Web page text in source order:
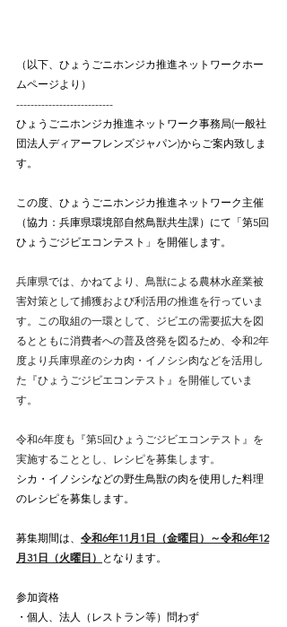
（以下、ひょうごニホンジカ推進ネットワークホー
ムページより）
---------------------------
ひょうごニホンジカ推進ネットワーク事務局(一般社
団法人ディアーフレンズジャパン)からご案内致しま
す。
この度、ひょうごニホンジカ推進ネットワーク主催
（協力：兵庫県環境部自然鳥獣共生課）にて「第5回
ひょうごジビエコンテスト」を開催します。
兵庫県では、かねてより、鳥獣による農林水産業被
害対策として捕獲および利活用の推進を行っていま
す。この取組の一環として、ジビエの需要拡大を図
るとともに消費者への普及啓発を図るため、令和2年
度より兵庫県産のシカ肉・イノシシ肉などを活用し
た『ひょうごジビエコンテスト』を開催していま
す。
令和6年度も『第5回ひょうごジビエコンテスト』を
実施することとし、レシピを募集します。
シカ・イノシシなどの野生鳥獣の肉を使用した料理
のレシピを募集します。
募集期間は、 令和6年11月1日（金曜日）～令和6年12
月31日（火曜日） となります。
参加資格
・個人、法人（レストラン等）問わず